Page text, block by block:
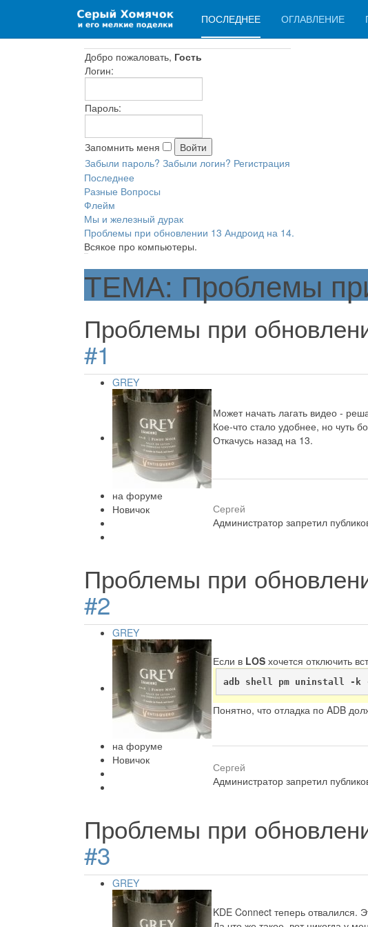
ПОСЛЕДНЕЕ ОГЛАВЛЕНИЕ
Добро пожаловать, Гость
Логин:
Пароль:
Запомнить меня
Забыли пароль? Забыли логин? Регистрация
Последнее
Разные Вопросы
Флейм
Мы и железный дурак
Проблемы при обновлении 13 Андроид на 14.
Всякое про компьютеры.
ТЕМА: Проблемы
Проблемы при
#1
GREY
на форуме
Новичок
Может начать лагать видео -
Кое-что стало удобнее, но чуть
Откачусь назад на 13.
Сергей
Администратор запретил
Проблемы при
#2
GREY
на форуме
Новичок
Если в LOS хочется отключить
adb shell pm uninstall -k
Понятно, что отладка по ADB
Сергей
Администратор запретил
Проблемы при
#3
GREY
KDE Connect теперь отвалился.